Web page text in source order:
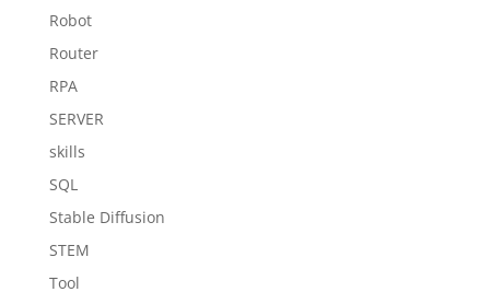
Robot
Router
RPA
SERVER
skills
SQL
Stable Diffusion
STEM
Tool